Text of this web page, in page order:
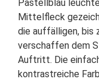
Pastellblau
Mittelfleck
die auffälligen, bis
verschaffen dem
Auftritt. Die
kontrastreiche